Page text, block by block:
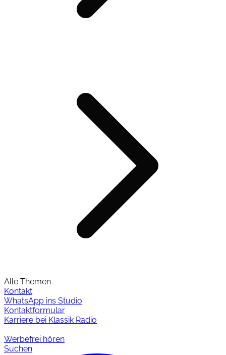
Alle Themen
Kontakt
WhatsApp ins Studio
Kontaktformular
Karriere bei Klassik Radio
Werbefrei hören
Suchen